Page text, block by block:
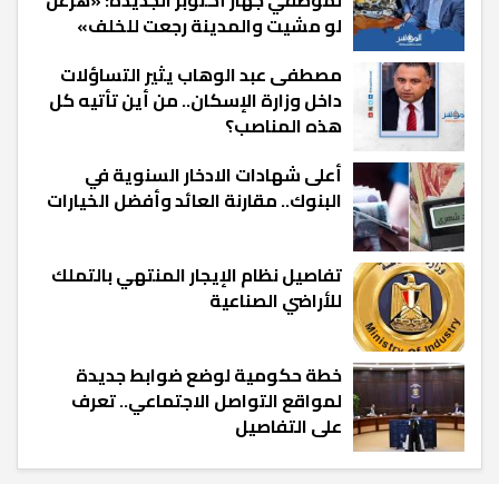
لو مشيت والمدينة رجعت للخلف»
مصطفى عبد الوهاب يثير التساؤلات
داخل وزارة الإسكان.. من أين تأتيه كل
هذه المناصب؟
أعلى شهادات الادخار السنوية في
البنوك.. مقارنة العائد وأفضل الخيارات
تفاصيل نظام الإيجار المنتهي بالتملك
للأراضي الصناعية
خطة حكومية لوضع ضوابط جديدة
لمواقع التواصل الاجتماعي.. تعرف
على التفاصيل